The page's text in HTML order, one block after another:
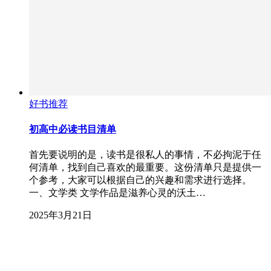
好书推荐
初高中必读书目清单
首先要说明的是，读书是很私人的事情，不必拘泥于任
何清单，找到自己喜欢的最重要。这份清单只是提供一
个参考，大家可以根据自己的兴趣和需求进行选择。
一、文学类 文学作品是滋养心灵的沃土…
2025年3月21日